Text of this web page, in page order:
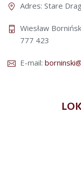
Adres: Stare
Wiesław
777 423
E-mail: